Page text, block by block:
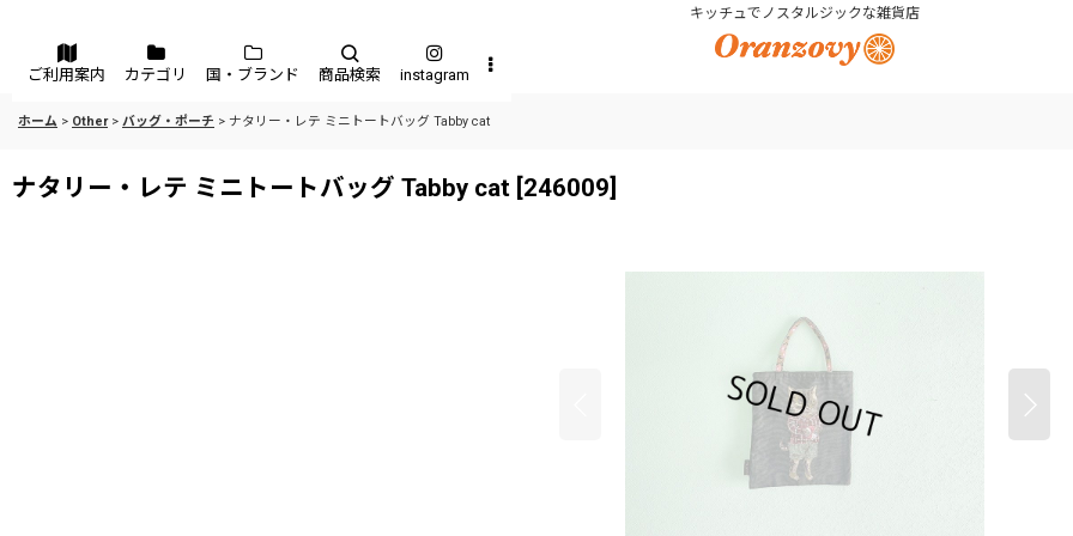
キッチュでノスタルジックな雑貨店
メニュー
ご利用案内 カテゴリ 国・ブランド 商品検索 instagram
ホーム > Other > バッグ・ポーチ > ナタリー・レテ ミニトートバッグ Tabby cat
ナタリー・レテ ミニトートバッグ Tabby cat [246009]